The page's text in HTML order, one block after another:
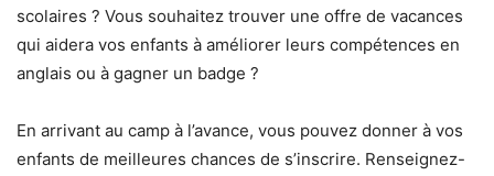
scolaires ? Vous souhaitez trouver une offre de vacances
qui aidera vos enfants à améliorer leurs compétences en
anglais ou à gagner un badge ?
En arrivant au camp à l’avance, vous pouvez donner à vos
enfants de meilleures chances de s’inscrire. Renseignez-